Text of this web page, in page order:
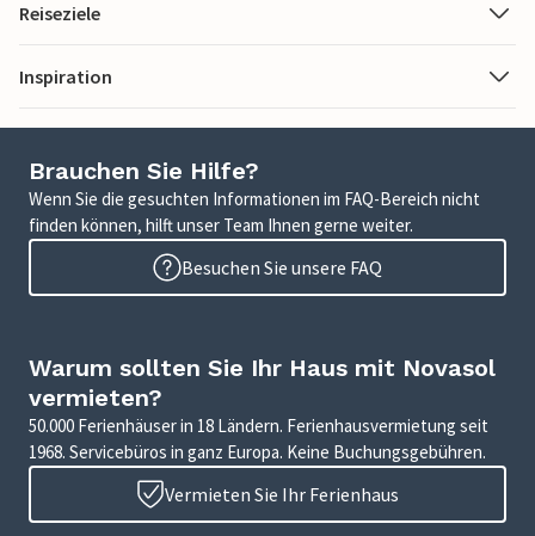
Reiseziele
Inspiration
Brauchen Sie Hilfe?
Wenn Sie die gesuchten Informationen im FAQ-Bereich nicht
finden können, hilft unser Team Ihnen gerne weiter.
Besuchen Sie unsere FAQ
Warum sollten Sie Ihr Haus mit Novasol
vermieten?
50.000 Ferienhäuser in 18 Ländern. Ferienhausvermietung seit
1968. Servicebüros in ganz Europa. Keine Buchungsgebühren.
Vermieten Sie Ihr Ferienhaus